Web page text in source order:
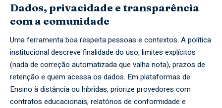
Dados, privacidade e transparência
com a comunidade
Uma ferramenta boa respeita pessoas e contextos. A política
institucional descreve finalidade do uso, limites explícitos
(nada de correção automatizada que valha nota), prazos de
retenção e quem acessa os dados. Em plataformas de
Ensino à distância ou híbridas, priorize provedores com
contratos educacionais, relatórios de conformidade e